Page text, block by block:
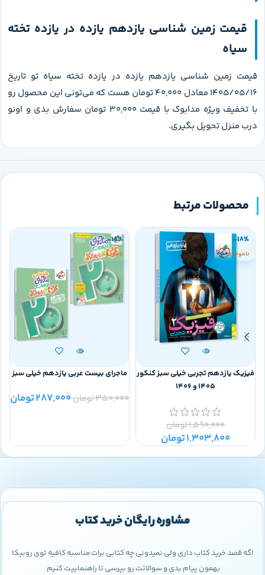
قیمت زمین شناسی یازدهم یازده در یازده تخته
سیاه
قیمت زمین شناسی یازدهم یازده در یازده تخته سیاه تو تاریخ
1405/05/16 معادل 40,000 تومان هست که می‌تونی این محصول رو
با تخفیف ویژه مدابوک با قیمت 30,000 تومان سفارش بدی و اونو
درب منزل تحویل بگیری.
محصولات مرتبط
-18%
ناموجود
فیزیک یازدهم تجربی خیلی سبز کنکور
1405 و 1406
1,590,000تومان
1,303,800تومان
-18%
ناموجود
ماجرای بیست عربی یازدهم خیلی سبز
350,000تومان287,000تومان
مشاوره رایگان خرید کتاب
اگه قصد خرید کتاب داری ولی نمیدونی چه کتابی برات مناسبه کافیه توی روبیکا
بهمون پیام بدی و سوالاتت رو بپرسی تا راهنماییت کنیم.